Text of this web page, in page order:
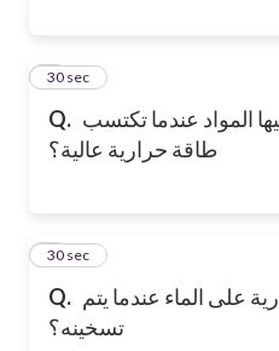
Q. المواد عندما تكتسب
طاقة حرارية عالية؟
7
30 sec
Q. على الماء عندما يتم
تسخينه؟
8
30 sec